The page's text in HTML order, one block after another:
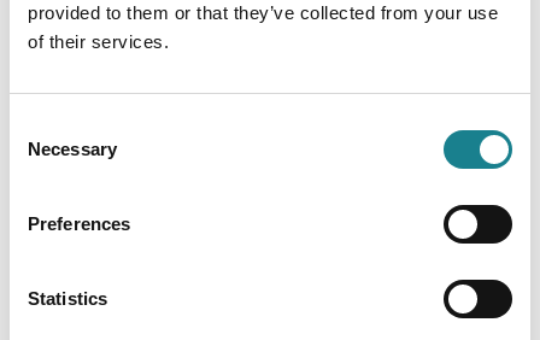
provided to them or that they’ve collected from your use
of their services.
Selection
Necessary
Preferences
Statistics